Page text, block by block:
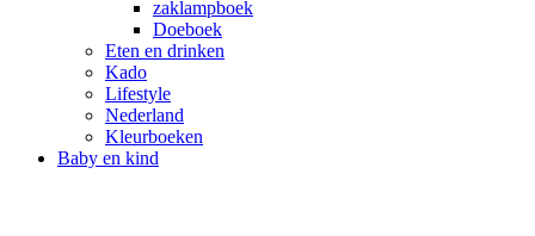
zaklampboek
Doeboek
Eten en drinken
Kado
Lifestyle
Nederland
Kleurboeken
Baby en kind